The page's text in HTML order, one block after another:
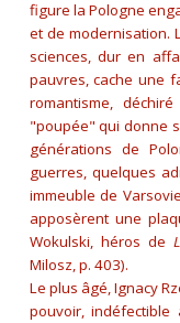
figure la Pologne
et de modernisation.
sciences, dur en
pauvres, cache une
romantisme,
"poupée" qui donne
générations de
guerres, quelques
immeuble de
apposèrent une
Wokulski, héros de
Milosz, p. 403).
Le plus âgé, Ignacy
pouvoir, indéfectible